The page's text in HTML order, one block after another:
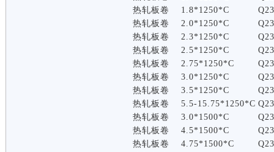
热轧板卷
1.8*1250*C
热轧板卷
2.0*1250*C
热轧板卷
2.3*1250*C
热轧板卷
2.5*1250*C
热轧板卷
2.75*1250*C
热轧板卷
3.0*1250*C
热轧板卷
3.5*1250*C
热轧板卷
5.5-15.75*1250*C
热轧板卷
3.0*1500*C
热轧板卷
4.5*1500*C
热轧板卷
4.75*1500*C